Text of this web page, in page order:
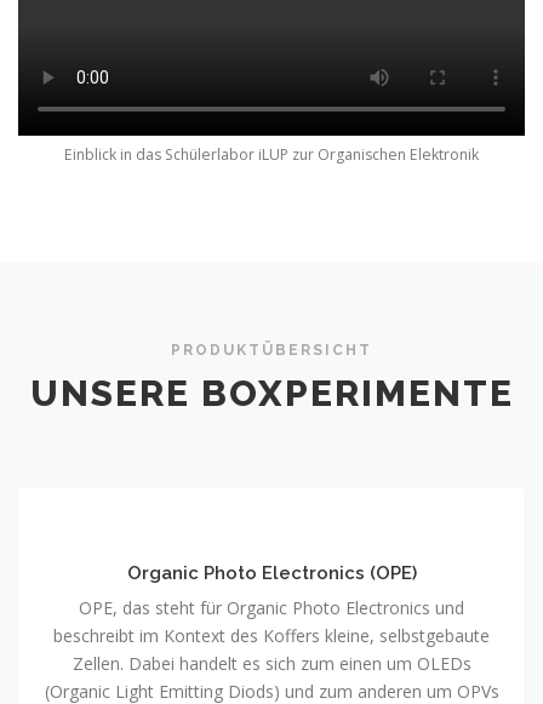
Einblick in das Schülerlabor iLUP zur Organischen Elektronik
PRODUKTÜBERSICHT
UNSERE BOXPERIMENTE
Organic Photo Electronics (OPE)
OPE, das steht für Organic Photo Electronics und
beschreibt im Kontext des Koffers kleine, selbstgebaute
Zellen. Dabei handelt es sich zum einen um OLEDs
(Organic Light Emitting Diods) und zum anderen um OPVs